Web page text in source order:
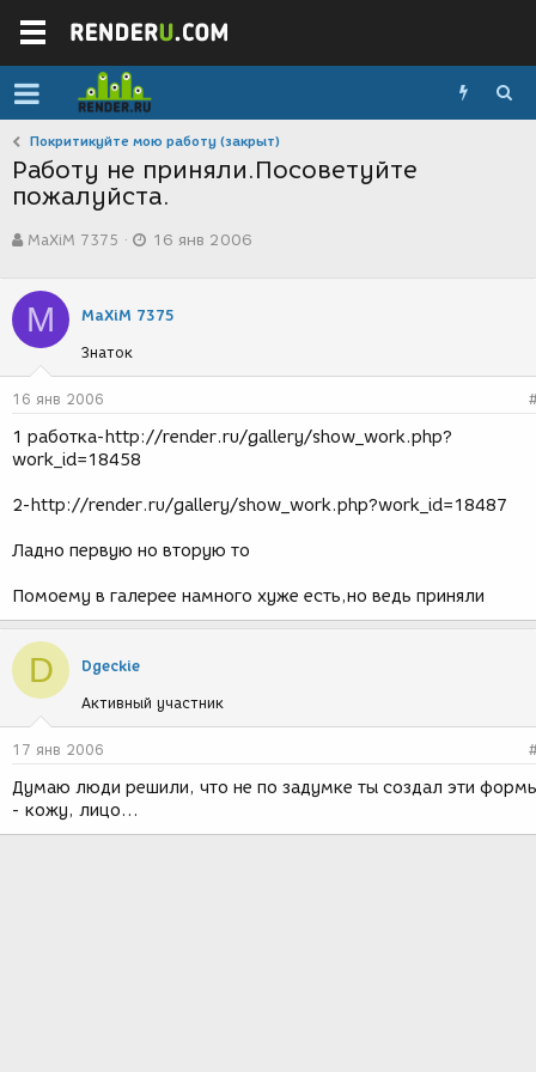
Покритикуйте мою работу (закрыт)
Работу не приняли.Посоветуйте
пожалуйста.
в
о
р
т
е
м
ы
MaXiM 7375
а
с
д
и
16 янв 2006
M MaXiM 7375
Знаток
16 янв 2006
1 работка-http://render.ru/gallery/show_work.php?
work_id=18458
2-http://render.ru/gallery/show_work.php?work_id=18487
Ладно первую но вторую то
Помоему в галерее намного хуже есть,но ведь приняли
D Dgeckie
Активный участник
17 янв 2006
Думаю люди решили, что не по задумке ты создал эти
- кожу, лицо...